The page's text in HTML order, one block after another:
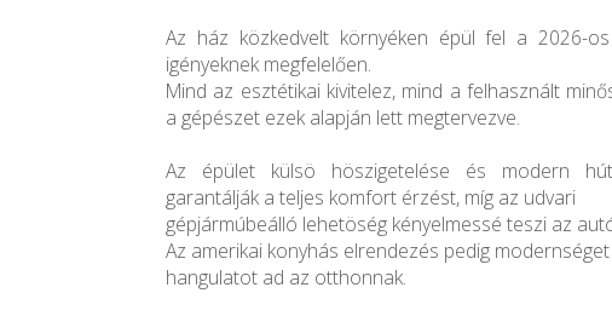
Az ház közkedvelt környéken épül fel a 2026-
igényeknek megfelelően.
Mind az esztétikai kivitelez, mind a felhasznált
a gépészet ezek alapján lett megtervezve.
Az épület külsö höszigetelése és modern
garantálják a teljes komfort érzést, míg az udvari
gépjármúbeálló lehetöség kényelmessé teszi az
Az amerikai konyhás elrendezés pedig
hangulatot ad az otthonnak.